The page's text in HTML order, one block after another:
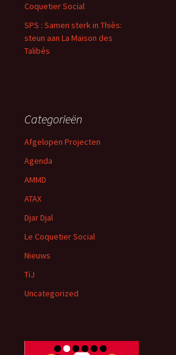
Coquetier Social
SPS : Samen sterk in Thiès:
steun aan La Maison des
Talibés
Categorieën
Afgelopen Projecten
Agenda
AMMD
ATAX
Djar Djal
Le Coquetier Social
Nieuws
TiJ
Uncategorized